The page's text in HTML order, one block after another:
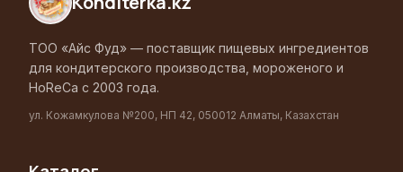
ТОО «Айс Фуд» — поставщик пищевых ингредиентов
для кондитерского производства, мороженого и
HoReCa с 2003 года.
ул. Кожамкулова №200, НП 42, 050012 Алматы, Казахстан